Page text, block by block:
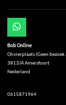
W
h
a
t
s
A
p
Bob Online
Olivierplaats (Geen bezoek
3813JA Amersfoort
Nederland
0615871964